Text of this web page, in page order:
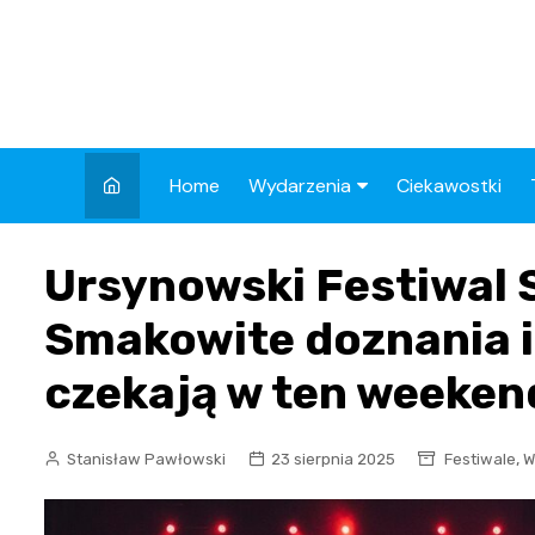
Home Wydarzenia
Wypadek
Drogi
Aktualności
Ciekawostki
Ursynowski Festiwal
Smakowite doznania
czekają w ten
Stanisław Pawłowski 23 sierpnia 2025 Festiwale,